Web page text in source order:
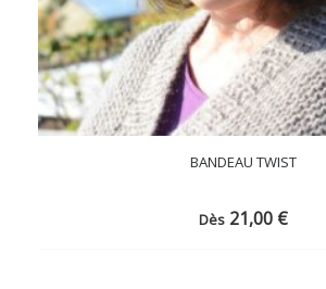
BANDEAU TWIST
Dès 21,00 €